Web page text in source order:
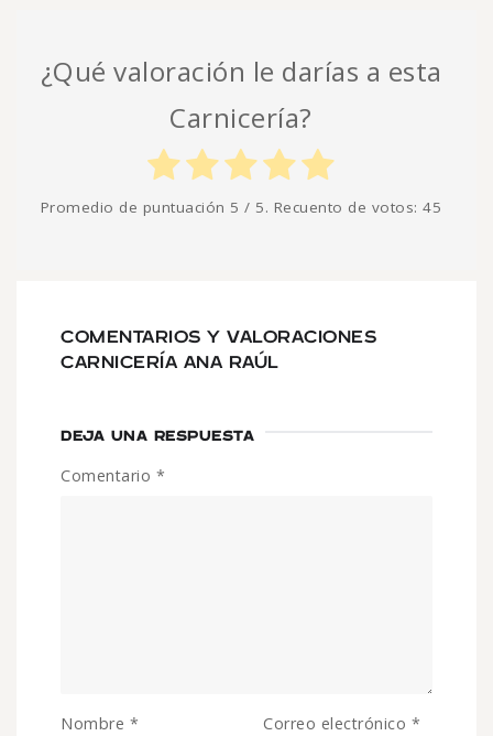
¿Qué valoración le darías a esta
Carnicería?
Promedio de puntuación 5 / 5. Recuento de votos:45
COMENTARIOS Y VALORACIONES
CARNICERÍA ANA RAÚL
DEJA UNA RESPUESTA
Comentario *
Nombre * Correo electrónico *